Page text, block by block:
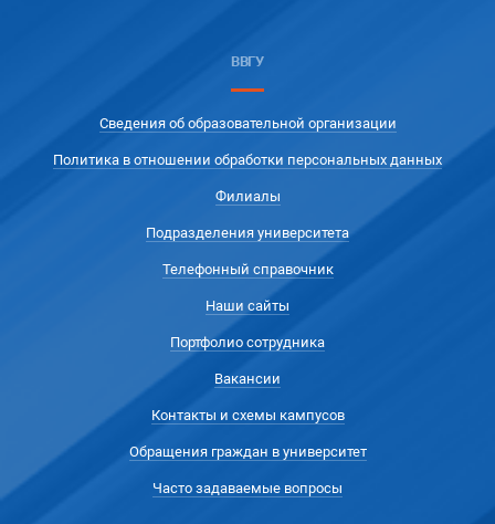
ВВГУ
Сведения об образовательной организации
Политика в отношении обработки персональных данных
Филиалы
Подразделения университета
Телефонный справочник
Наши сайты
Портфолио сотрудника
Вакансии
Контакты и схемы кампусов
Обращения граждан в университет
Часто задаваемые вопросы